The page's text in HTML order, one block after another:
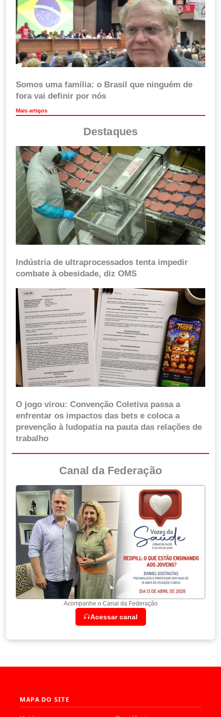
Somos uma família: o Brasil que ninguém de
fora vai definir por nós
Mais artigos
Destaques
Indústria de ultraprocessados tenta impedir
combate à obesidade, diz OMS
O jogo virou: Convenção Coletiva passa a
enfrentar os impactos das bets e coloca a
prevenção à ludopatia na pauta das relações de
trabalho
Canal da Federação
Acompanhe o Canal da Federação
Acessar canal
MAPA DO SITE